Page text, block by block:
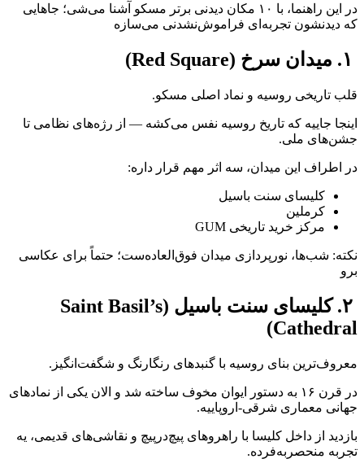
در این راهنما، با ۱۰ مکان دیدنی برتر مسکو آشنا می‌شی؛ جاهایی
که دیدنشون تجربه‌ای فراموش‌نشدنی می‌سازه
قلب تاریخی روسیه و نماد اصلی مسکو.
اینجا جاییه که تاریخ روسیه نفس می‌کشه — از رژه‌های نظامی تا
جشن‌های ملی.
در اطراف این میدان، سه اثر مهم قرار داره:
کلیسای سنت باسیل
کرملین
مرکز خرید تاریخی GUM
نکته: شب‌ها، نورپردازی میدان فوق‌العاده‌ست؛ حتماً برای عکاسی
برو
۲. کلیسای سنت باسیل (Saint Basil’s
Cathedral)
معروف‌ترین بنای روسیه با گنبدهای رنگارنگ و شگفت‌انگیز.
در قرن ۱۶ به دستور ایوان مخوف ساخته شد و الان یکی از نمادهای
جهانی معماری شرقی-اروپاییه.
بازدید از داخل کلیسا با راهروهای پیچ‌درپیچ و نقاشی‌های قدیمی، یه
تجربه منحصربه‌فرده.